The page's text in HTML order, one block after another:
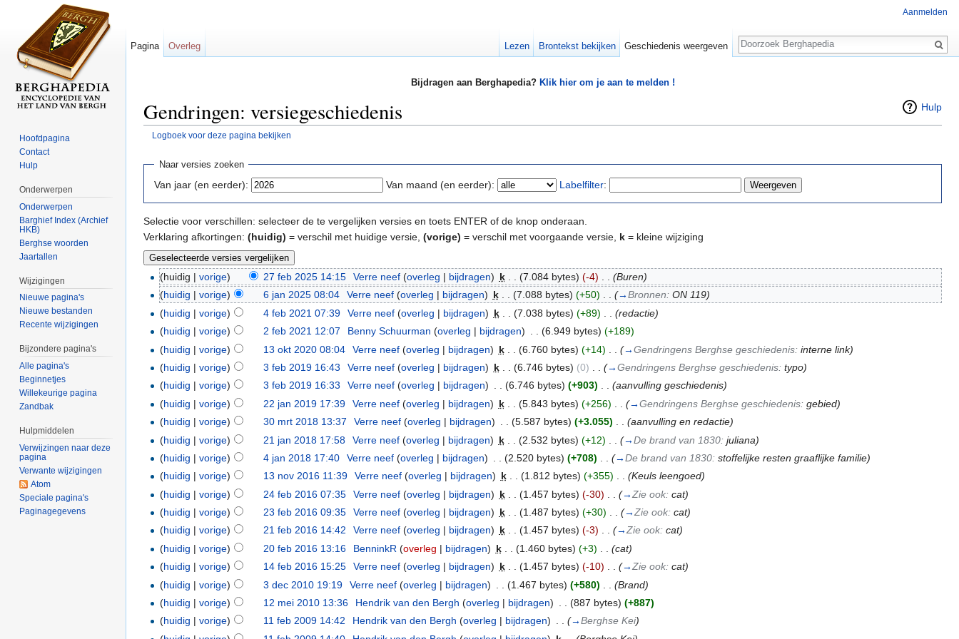
Bijdragen aan Berghapedia? Klik hier om je aan te melden !
Hulp
Gendringen: versiegeschiedenis
Logboek voor deze pagina bekijken
Naar versies zoeken
Van jaar (en eerder): Van maand (en eerder): Labelfilter:
Selectie voor verschillen: selecteer de te vergelijken versies en toets ENTER of de knop onderaan.
Verklaring afkortingen: (huidig) = verschil met huidige versie, (vorige) = verschil met voorgaande versie, k = kleine wijziging
(huidig |vorige) 27 feb 2025 14:15 Verre neef (overleg | bijdragen) k (7.084 bytes) (-4)
(Buren)
(huidig |vorige) 6 jan 2025 08:04 Verre neef (overleg | bijdragen) k . . (7.088 bytes) (+50) . . (→Bronnen: ON 119)
(huidig |vorige) 4 feb 2021 07:39 Verre neef (overleg | bijdragen) k (7.038 bytes) (+89)
(redactie)
(huidig |vorige) 2 feb 2021 12:07 Benny Schuurman (overleg | bijdragen) (6.949 bytes) (+189)
(huidig |vorige) 13 okt 2020 08:04 Verre neef (overleg | bijdragen) k (6.760 bytes) (+14) (→Gendringens Berghse geschiedenis: interne link)
(huidig |vorige) 3 feb 2019 16:43 Verre neef (overleg | bijdragen) k (6.746 bytes) (0) (→Gendringens Berghse geschiedenis: typo)
(huidig |vorige) 3 feb 2019 16:33 Verre neef (overleg | bijdragen) . . (6.746 bytes) (+903) . . (aanvulling geschiedenis)
(huidig |vorige) 22 jan 2019 17:39 Verre neef (overleg | bijdragen) k (5.843 bytes) (+256) (→Gendringens Berghse geschiedenis: gebied)
(huidig |vorige) 30 mrt 2018 13:37 Verre neef (overleg | bijdragen) (5.587 bytes) (+3.055)
(aanvulling en redactie)
(huidig |vorige) 21 jan 2018 17:58 Verre neef (overleg | bijdragen) k (2.532 bytes) (+12) (→De brand van 1830: juliana)
(huidig |vorige) 4 jan 2018 17:40 Verre neef (overleg | bijdragen) (2.520 bytes) (+708) (→De brand van 1830: stoffelijke resten graaflijke familie)
(huidig |vorige) 13 nov 2016 11:39 Verre neef (overleg | bijdragen) k . . (1.812 bytes) (+355) . . (Keuls leengoed)
(huidig |vorige) 24 feb 2016 07:35 Verre neef (overleg | bijdragen) k (1.457 bytes) (-30) (→Zie ook: cat)
(huidig |vorige) 23 feb 2016 09:35 Verre neef (overleg | bijdragen) k (1.487 bytes) (+30) (→Zie ook: cat)
(huidig |vorige) 21 feb 2016 14:42 Verre neef (overleg | bijdragen) k . . (1.457 bytes) (-3) . . (→Zie ook: cat)
(huidig |vorige) 20 feb 2016 13:16 BenninkR (overleg | bijdragen) k (1.460 bytes) (+3)
(cat)
(huidig |vorige) 14 feb 2016 15:25 Verre neef (overleg | bijdragen) k . . (1.457 bytes) (-10) . . (→Zie ook: cat)
(huidig |vorige) 3 dec 2010 19:19 Verre neef (overleg | bijdragen) (1.467 bytes) (+580)
(Brand)
(huidig |vorige) 12 mei 2010 13:36 Hendrik van den Bergh (overleg | bijdragen) (887 bytes) (+887)
(huidig |vorige) 11 feb 2009 14:42 Hendrik van den Bergh (overleg | bijdragen) . . (→Berghse Kei)
Aanmelden
Pagina Overleg Lezen Brontekst bekijken Geschiedenis weergeven
Zoeken
Hoofdpagina
Contact
Hulp
Onderwerpen
Onderwerpen
Barghief Index (Archief
HKB)
Berghse woorden
Jaartallen
Wijzigingen
Nieuwe pagina's
Nieuwe bestanden
Recente wijzigingen
Bijzondere pagina's
Alle pagina's
Beginnetjes
Willekeurige pagina
Zandbak
Hulpmiddelen
Verwijzingen naar deze
pagina
Verwante wijzigingen
Atom
Speciale pagina's
Paginagegevens